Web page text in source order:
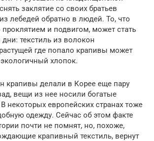
заклятие со своих братьев
лебедей обратно в людей. То, что
и подвигом, может стать
текстиль из волокон
где попало крапивы может
хлопок.
крапивы делали в Корее еще пару
вещи из нее носили богатые
некоторых европейских странах тоже
одежду. Сейчас об этом факте
почти не помнят, но, похоже,
крапивный текстиль, вернут